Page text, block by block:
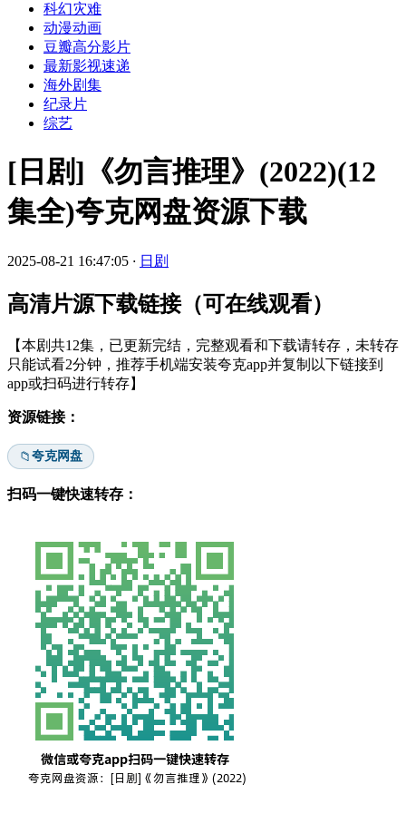
科幻灾难
动漫动画
豆瓣高分影片
最新影视速递
海外剧集
纪录片
综艺
[日剧]《勿言推理》(2022)(12
集全)夸克网盘资源下载
2025-08-21 16:47:05 · 日剧
高清片源下载链接（可在线观看）
【本剧共12集，已更新完结，完整观看和下载请转存，未转存
只能试看2分钟，推荐手机端安装夸克app并复制以下链接到
app或扫码进行转存】
资源链接：
📁夸克网盘
扫码一键快速转存：